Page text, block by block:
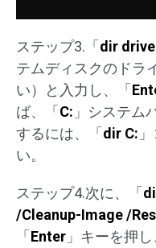
ステップ3.「 dir
テムディスクのドラ
い）と入力し、「
ば、「 C: 」システム
するには、「 dir C:
い。
ステップ4.次に、「
/Cleanup-Image /
「 Enter 」キーを押